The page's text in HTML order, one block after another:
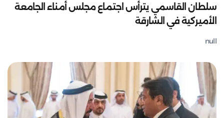
سلطان القاسمي يترأس اجتماع مجلس أمناء الجامعة
الأميركية في الشارقة
null